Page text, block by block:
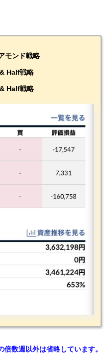
モンド戦略
Half戦略
Half戦略
数週以外は省略しています。